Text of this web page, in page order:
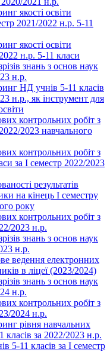
якості освіти
2021/2022 н.р. 5-11
якості освіти
н.р. 5-11 класи
знань з основ наук
н.р.
НД учнів 5-11 класів
н.р., як інструмент для
контрольних робіт з
2023 навчального
контрольних робіт з
за І семестр 2022/2023
результатів
на кінець І семестру
року
контрольних робіт з
2023 н.р.
знань з основ наук
н.р.
ведення електронних
в ліцеї (2023/2024)
знань з основ наук
н.р.
контрольних робіт з
2024 н.р.
рівня навчальних
класів за 2022/2023 н.р.
5-11 класів за І семестр